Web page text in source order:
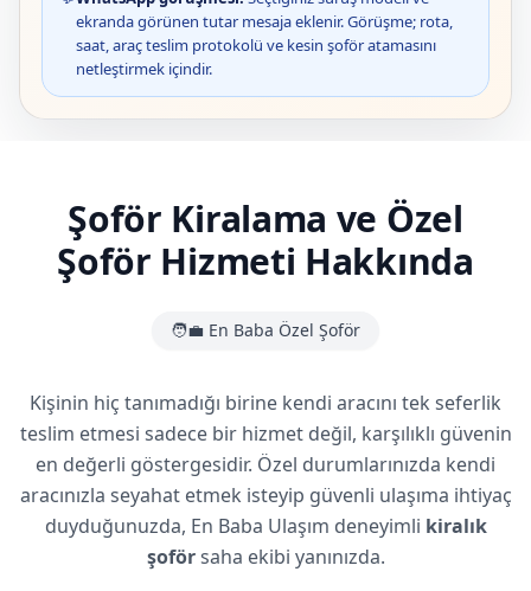
ekranda görünen tutar mesaja eklenir. Görüşme; rota,
saat, araç teslim protokolü ve kesin şoför atamasını
netleştirmek içindir.
Şoför Kiralama ve Özel
Şoför Hizmeti Hakkında
🧑‍💼 En Baba Özel Şoför
Kişinin hiç tanımadığı birine kendi aracını tek seferlik
teslim etmesi sadece bir hizmet değil, karşılıklı güvenin
en değerli göstergesidir. Özel durumlarınızda kendi
aracınızla seyahat etmek isteyip güvenli ulaşıma ihtiyaç
duyduğunuzda, En Baba Ulaşım deneyimli kiralık
şoförsaha ekibi yanınızda.